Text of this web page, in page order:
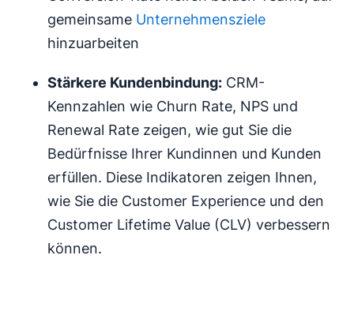
gemeinsame Unternehmensziele
hinzuarbeiten
Stärkere Kundenbindung: CRM-
Kennzahlen wie Churn Rate, NPS und
Renewal Rate zeigen, wie gut Sie die
Bedürfnisse Ihrer Kundinnen und Kunden
erfüllen. Diese Indikatoren zeigen Ihnen,
wie Sie die Customer Experience und den
Customer Lifetime Value (CLV) verbessern
können.